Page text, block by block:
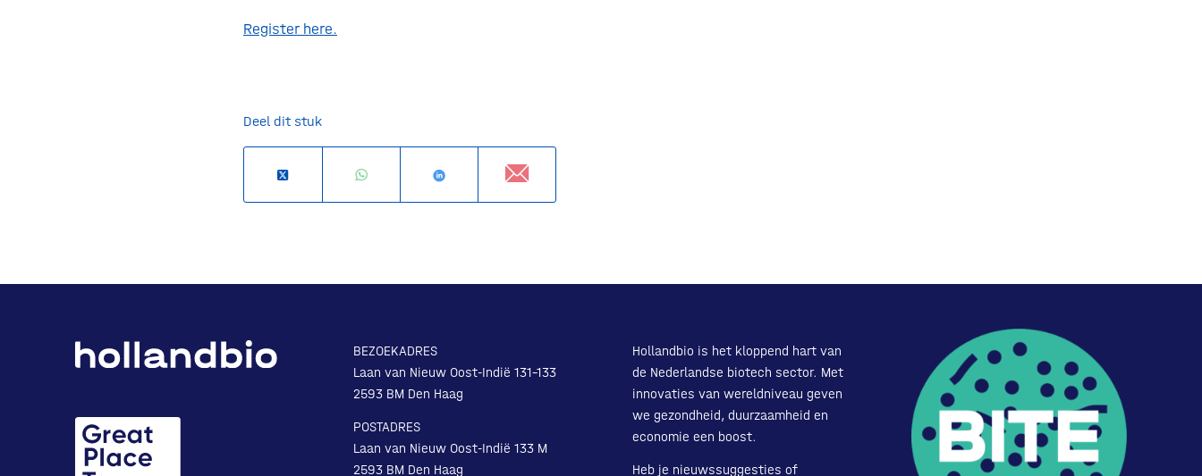
Register here.
Deel dit stuk
BEZOEKADRES
Laan van Nieuw Oost-Indië 131-133
2593 BM Den Haag
POSTADRES
Laan van Nieuw Oost-Indië 133 M
2593 BM Den Haag
Hollandbio is het kloppend hart van
de Nederlandse biotech sector. Met
innovaties van wereldniveau geven
we gezondheid, duurzaamheid en
economie een boost.
Heb je nieuwssuggesties of